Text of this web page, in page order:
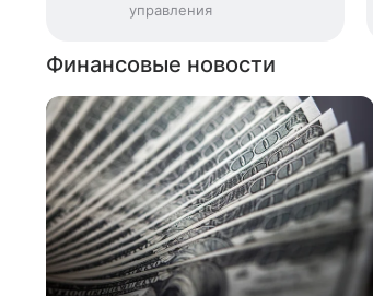
управления
Финансовые новости